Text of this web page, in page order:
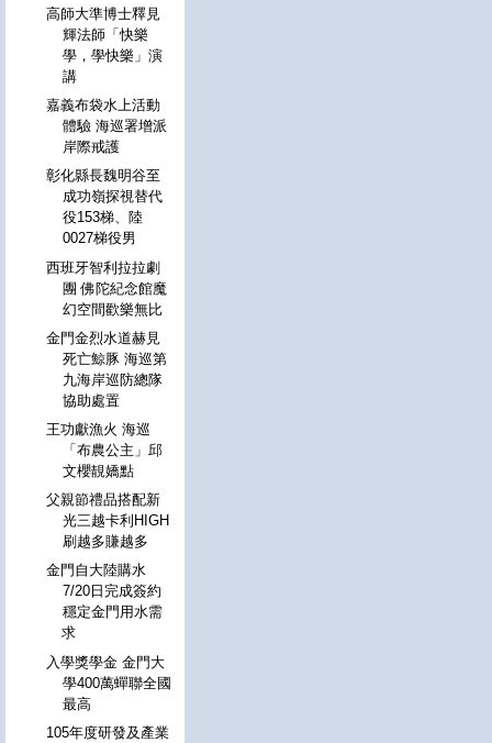
高師大準博士釋見
輝法師「快樂
學，學快樂」演
講
嘉義布袋水上活動
體驗 海巡署增派
岸際戒護
彰化縣長魏明谷至
成功嶺探視替代
役153梯、陸
0027梯役男
西班牙智利拉拉劇
團 佛陀紀念館魔
幻空間歡樂無比
金門金烈水道赫見
死亡鯨豚 海巡第
九海岸巡防總隊
協助處置
王功獻漁火 海巡
「布農公主」邱
文櫻靚嬌點
父親節禮品搭配新
光三越卡利HIGH
刷越多賺越多
金門自大陸購水
7/20日完成簽約
穩定金門用水需
求
入學獎學金 金門大
學400萬蟬聯全國
最高
105年度研發及產業